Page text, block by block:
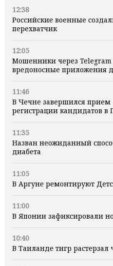
12:38
Российские военные
перехватчик
12:05
Мошенники через Telegram
вредоносные приложения
11:46
В Чечне завершился прием
регистрации кандидатов в
11:35
Назван неожиданный
диабета
11:05
В Аргуне ремонтируют
11:00
В Японии зафиксировали
10:40
В Таиланде тигр растерзал